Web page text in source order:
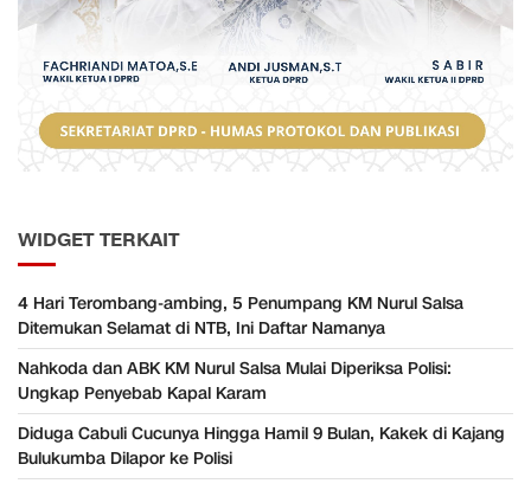
WIDGET TERKAIT
​4 Hari Terombang-ambing, 5 Penumpang KM Nurul Salsa
Ditemukan Selamat di NTB, Ini Daftar Namanya
Nahkoda dan ABK KM Nurul Salsa Mulai Diperiksa Polisi:
Ungkap Penyebab Kapal Karam
Diduga Cabuli Cucunya Hingga Hamil 9 Bulan, Kakek di Kajang
Bulukumba Dilapor ke Polisi